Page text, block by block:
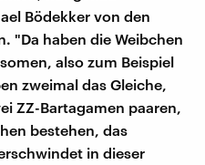
Bödekker von den
"Da haben die Weibchen
also zum Beispiel
zweimal das Gleiche,
ZZ-Bartagamen paaren,
bestehen, das
in dieser